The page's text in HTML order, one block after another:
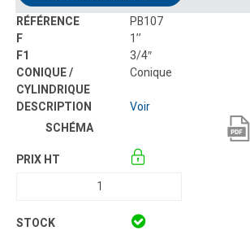
PB107
1’’
3/4″
Conique
Voir